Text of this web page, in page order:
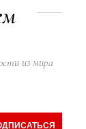
из мира